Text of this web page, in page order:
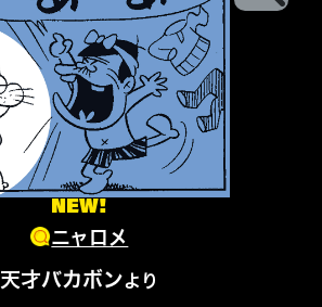
NEW!
ニャロメ
天才バカボンより